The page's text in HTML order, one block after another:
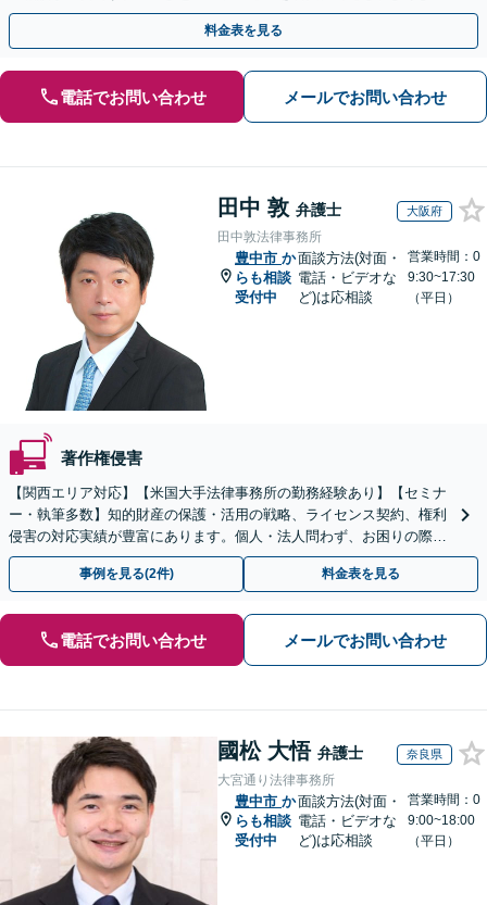
解決に向けて尽力いたします【Web面談OK】
料金表を見る
電話でお問い合わせ メールでお問い合わせ
田中 敦 弁護士 大阪府
田中敦法律事務所
豊中市 か
らも相談
受付中
面談方法(対面・
電話・ビデオな
ど)は応相談
営業時間：0
9:30~17:30
（平日）
著作権侵害
【関西エリア対応】【米国大手法律事務所の勤務経験あり】【セミナ
ー・執筆多数】知的財産の保護・活用の戦略、ライセンス契約、権利
侵害の対応実績が豊富にあります。個人・法人問わず、お困りの際は
お気軽にご相談ください。【弁護士歴15年以上】
事例を見る(2件) 料金表を見る
電話でお問い合わせ メールでお問い合わせ
國松 大悟 弁護士 奈良県
大宮通り法律事務所
豊中市 か
らも相談
受付中
面談方法(対面・
電話・ビデオな
ど)は応相談
営業時間：0
9:00~18:00
（平日）